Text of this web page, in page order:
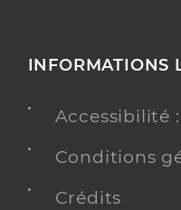
INFORMATIONS
Accessibilité
Conditions
Crédits